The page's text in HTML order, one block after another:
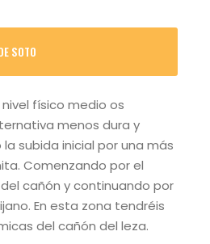
SOTO
físico medio os
menos dura y
subida inicial por una más
Comenzando por el
cañón y continuando por
En esta zona tendréis
del cañón del leza.